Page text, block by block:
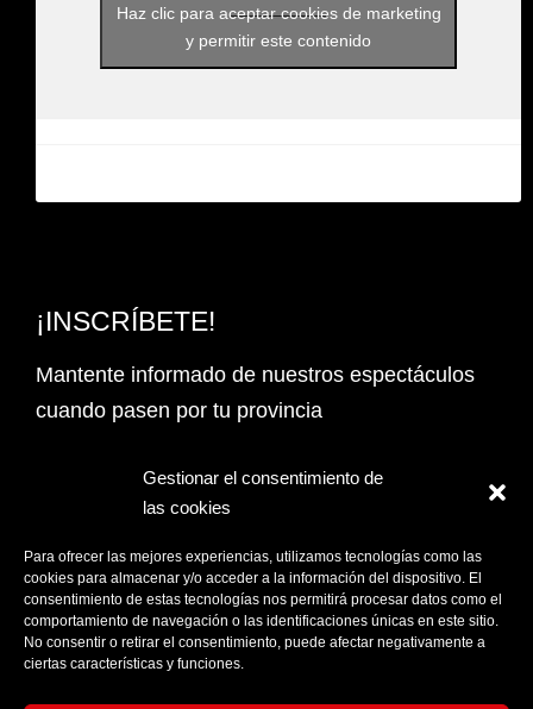
Gestionar el consentimiento de
las cookies
Para ofrecer las mejores experiencias, utilizamos tecnologías como las
cookies para almacenar y/o acceder a la información del dispositivo. El
consentimiento de estas tecnologías nos permitirá procesar datos como el
comportamiento de navegación o las identificaciones únicas en este sitio.
No consentir o retirar el consentimiento, puede afectar negativamente a
ciertas características y funciones.
Haz clic para aceptar cookies de marketing
y permitir este contenido
¡INSCRÍBETE!
Mantente informado de nuestros espectáculos
cuando pasen por tu provincia
Email Address*
PROVINCIA
Acepto laPolítica de privacidad